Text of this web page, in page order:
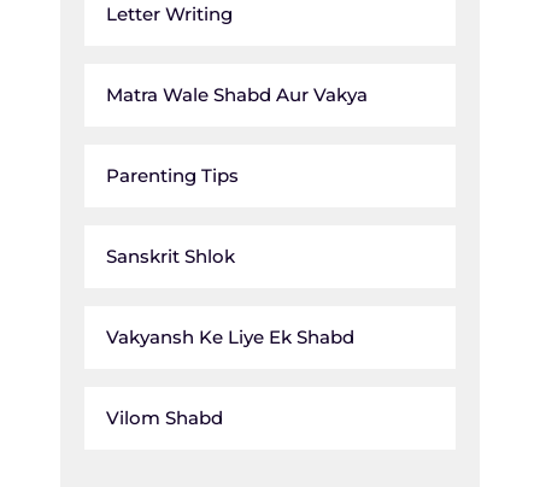
Letter Writing
Matra Wale Shabd Aur Vakya
Parenting Tips
Sanskrit Shlok
Vakyansh Ke Liye Ek Shabd
Vilom Shabd